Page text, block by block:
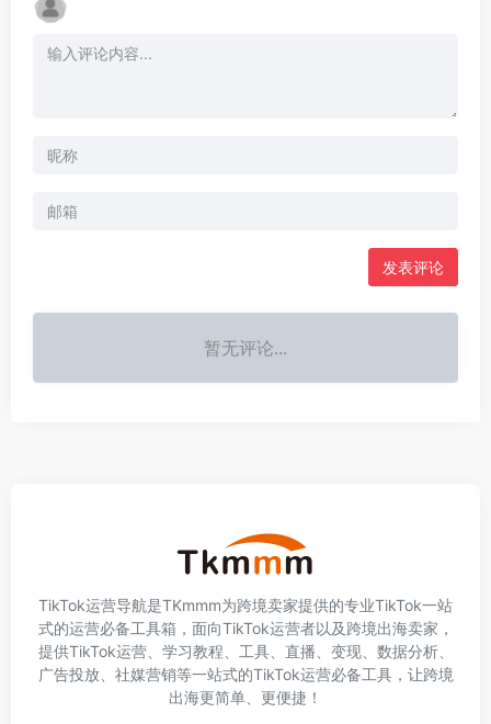
发表评论
暂无评论...
TikTok运营导航是TKmmm为跨境卖家提供的专业TikTok一站
式的运营必备工具箱，面向TikTok运营者以及跨境出海卖家，
提供TikTok运营、学习教程、工具、直播、变现、数据分析、
广告投放、社媒营销等一站式的TikTok运营必备工具，让跨境
出海更简单、更便捷！